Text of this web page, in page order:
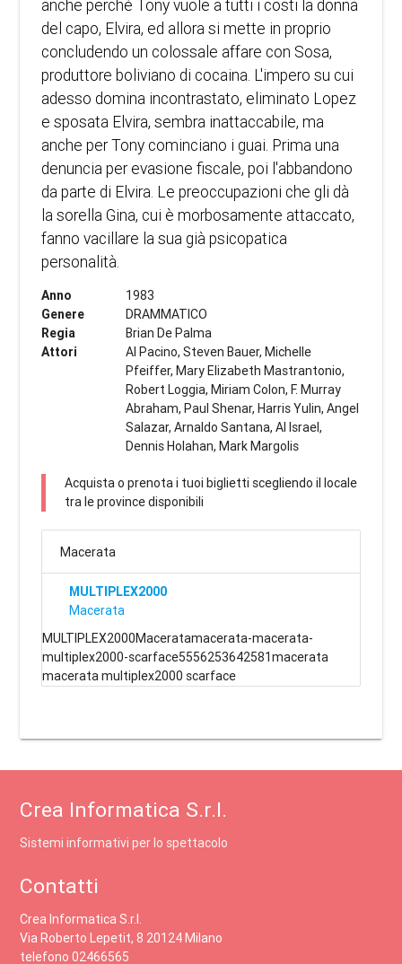
anche perché Tony vuole a tutti i costi la donna
del capo, Elvira, ed allora si mette in proprio
concludendo un colossale affare con Sosa,
produttore boliviano di cocaina. L'impero su cui
adesso domina incontrastato, eliminato Lopez
e sposata Elvira, sembra inattaccabile, ma
anche per Tony cominciano i guai. Prima una
denuncia per evasione fiscale, poi l'abbandono
da parte di Elvira. Le preoccupazioni che gli dà
la sorella Gina, cui è morbosamente attaccato,
fanno vacillare la sua già psicopatica
personalità.
Anno
1983
Genere
DRAMMATICO
Regia
Brian De Palma
Attori
Al Pacino, Steven Bauer, Michelle
Pfeiffer, Mary Elizabeth Mastrantonio,
Robert Loggia, Miriam Colon, F. Murray
Abraham, Paul Shenar, Harris Yulin, Angel
Salazar, Arnaldo Santana, Al Israel,
Dennis Holahan, Mark Margolis
Acquista o prenota i tuoi biglietti scegliendo il locale
tra le province disponibili
Macerata
MULTIPLEX2000
Macerata
MULTIPLEX2000Maceratamacerata-macerata-
multiplex2000-scarface5556253642581macerata
macerata multiplex2000 scarface
Crea Informatica S.r.l.
Sistemi informativi per lo spettacolo
Contatti
Crea Informatica S.r.l.
Via Roberto Lepetit, 8 20124 Milano
telefono 02466565